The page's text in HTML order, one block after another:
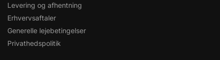
Levering og afhentning
Erhvervsaftaler
Generelle lejebetingelser
Privathedspolitik